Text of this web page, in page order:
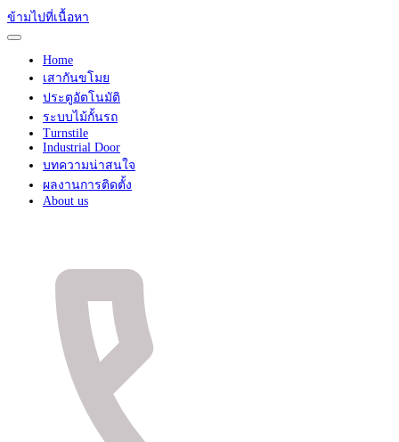
ข้ามไปที่เนื้อหา
Home
เสากันขโมย
ประตูอัตโนมัติ
ระบบไม้กั้นรถ
Turnstile
Industrial Door
บทความน่าสนใจ
ผลงานการติดตั้ง
About us